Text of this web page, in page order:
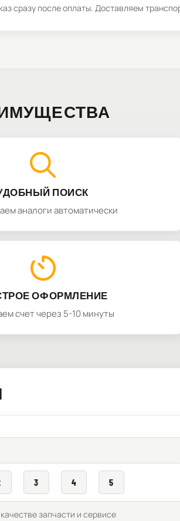
сразу после оплаты. Доставляем
ПОИСК
аналоги автоматически
ОФОРМЛЕНИЕ
счет через 5-10 минуты
3 4 5